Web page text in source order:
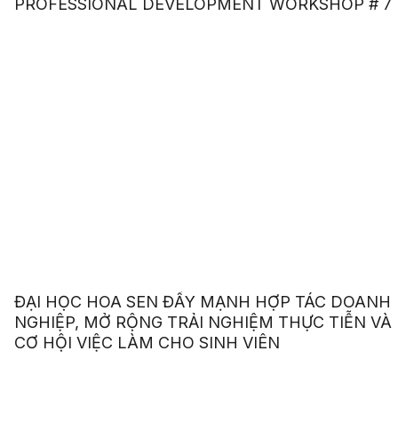
PROFESSIONAL DEVELOPMENT WORKSHOP # 7
ĐẠI HỌC HOA SEN ĐẨY MẠNH HỢP TÁC DOANH
NGHIỆP, MỞ RỘNG TRẢI NGHIỆM THỰC TIỄN VÀ
CƠ HỘI VIỆC LÀM CHO SINH VIÊN